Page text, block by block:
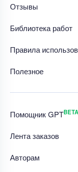
Отзывы
Библиотека работ
Правила
Полезное
Помощник GPTBETA
Лента заказов
Авторам